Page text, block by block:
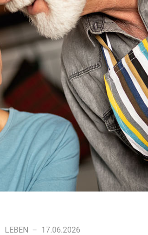
LEBEN – 17.06.2026